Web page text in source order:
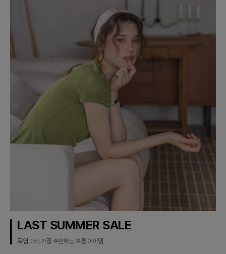
LAST SUMMER SALE
폭염 대비 가장 추천하는 여름 아이템